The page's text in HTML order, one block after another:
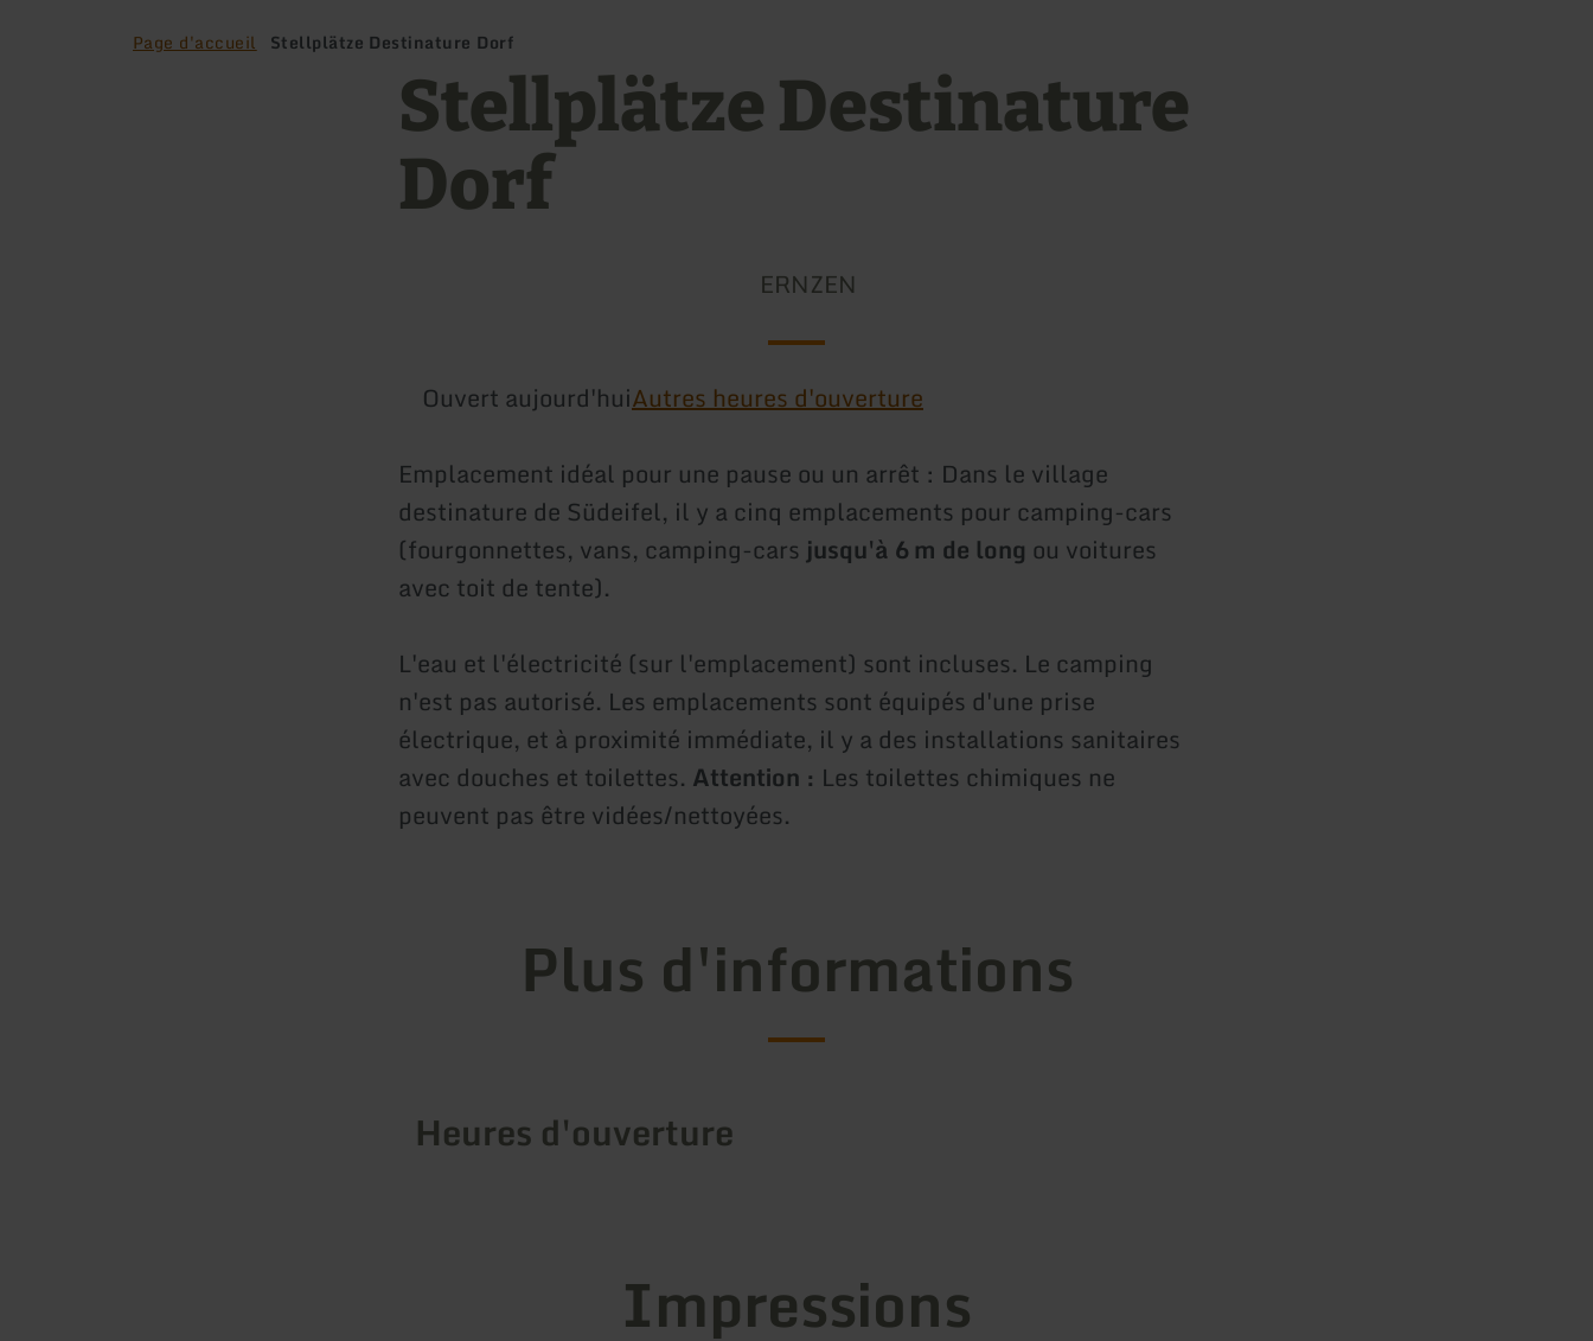
Page d'accueil Stellplätze Destinature Dorf
Stellplätze Destinature
Dorf
ERNZEN
Ouvert aujourd'huiAutres heures d'ouverture
Emplacement idéal pour une pause ou un arrêt : Dans le village
destinature de Südeifel, il y a cinq emplacements pour camping-cars
(fourgonnettes, vans, camping-cars jusqu'à 6 m de long ou voitures
avec toit de tente).
L'eau et l'électricité (sur l'emplacement) sont incluses. Le camping
n'est pas autorisé. Les emplacements sont équipés d'une prise
électrique, et à proximité immédiate, il y a des installations sanitaires
avec douches et toilettes. Attention : Les toilettes chimiques ne
peuvent pas être vidées/nettoyées.
Plus d'informations
Heures d'ouverture
Impressions